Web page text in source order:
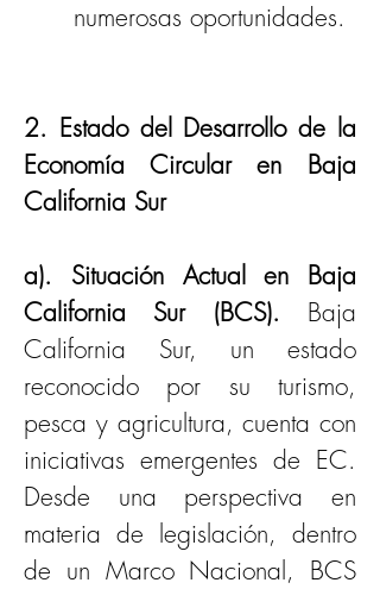
numerosas oportunidades.
2. Estado del Desarrollo de la
Economía Circular en Baja
California Sur
a). Situación Actual en Baja
California Sur (BCS). Baja
California Sur, un estado
reconocido por su turismo,
pesca y agricultura, cuenta con
iniciativas emergentes de EC.
Desde una perspectiva en
materia de legislación, dentro
de un Marco Nacional, BCS